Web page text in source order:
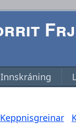
Innskráning
Keppnisgreinar